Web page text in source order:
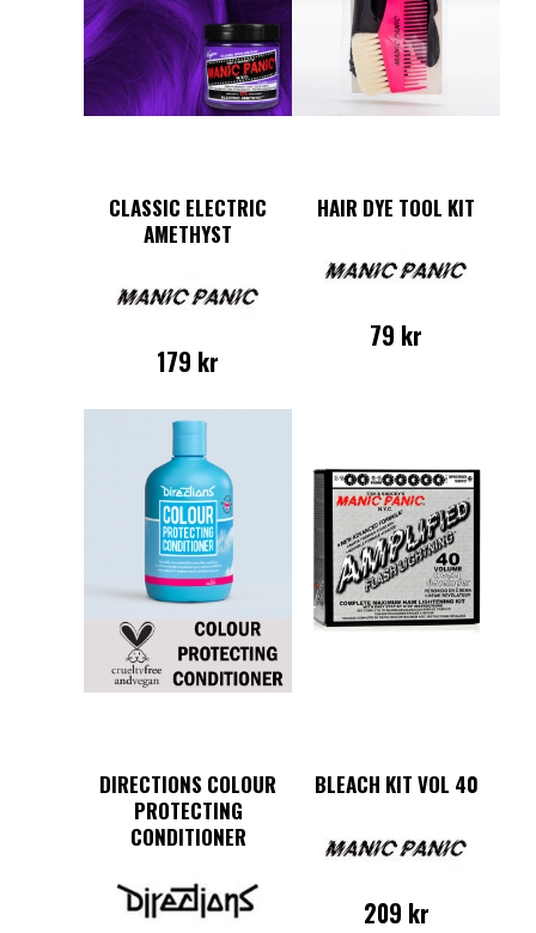
CLASSIC ELECTRIC
AMETHYST
179 kr
HAIR DYE TOOL KIT
79 kr
DIRECTIONS COLOUR
PROTECTING
CONDITIONER
BLEACH KIT VOL 40
209 kr